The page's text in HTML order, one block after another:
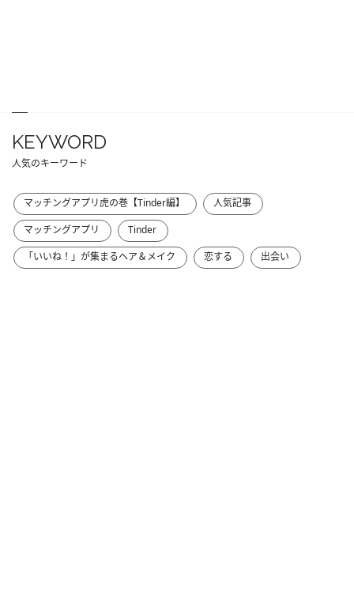
KEYWORD
人気のキーワード
マッチングアプリ虎の巻【Tinder編】
人気記事
マッチングアプリ
Tinder
「いいね！」が集まるヘア＆メイク
恋する 出会い